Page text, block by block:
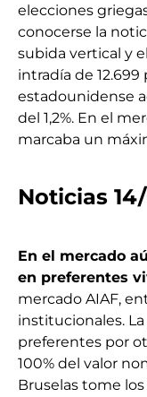
elecciones
conocerse la
subida vertical y
intradía de
estadounidense
del 1,2%. En el
marcaba un
Noticias
En el mercado
en preferentes
mercado AIAF,
institucionales.
preferentes por
100% del valor
Bruselas tome